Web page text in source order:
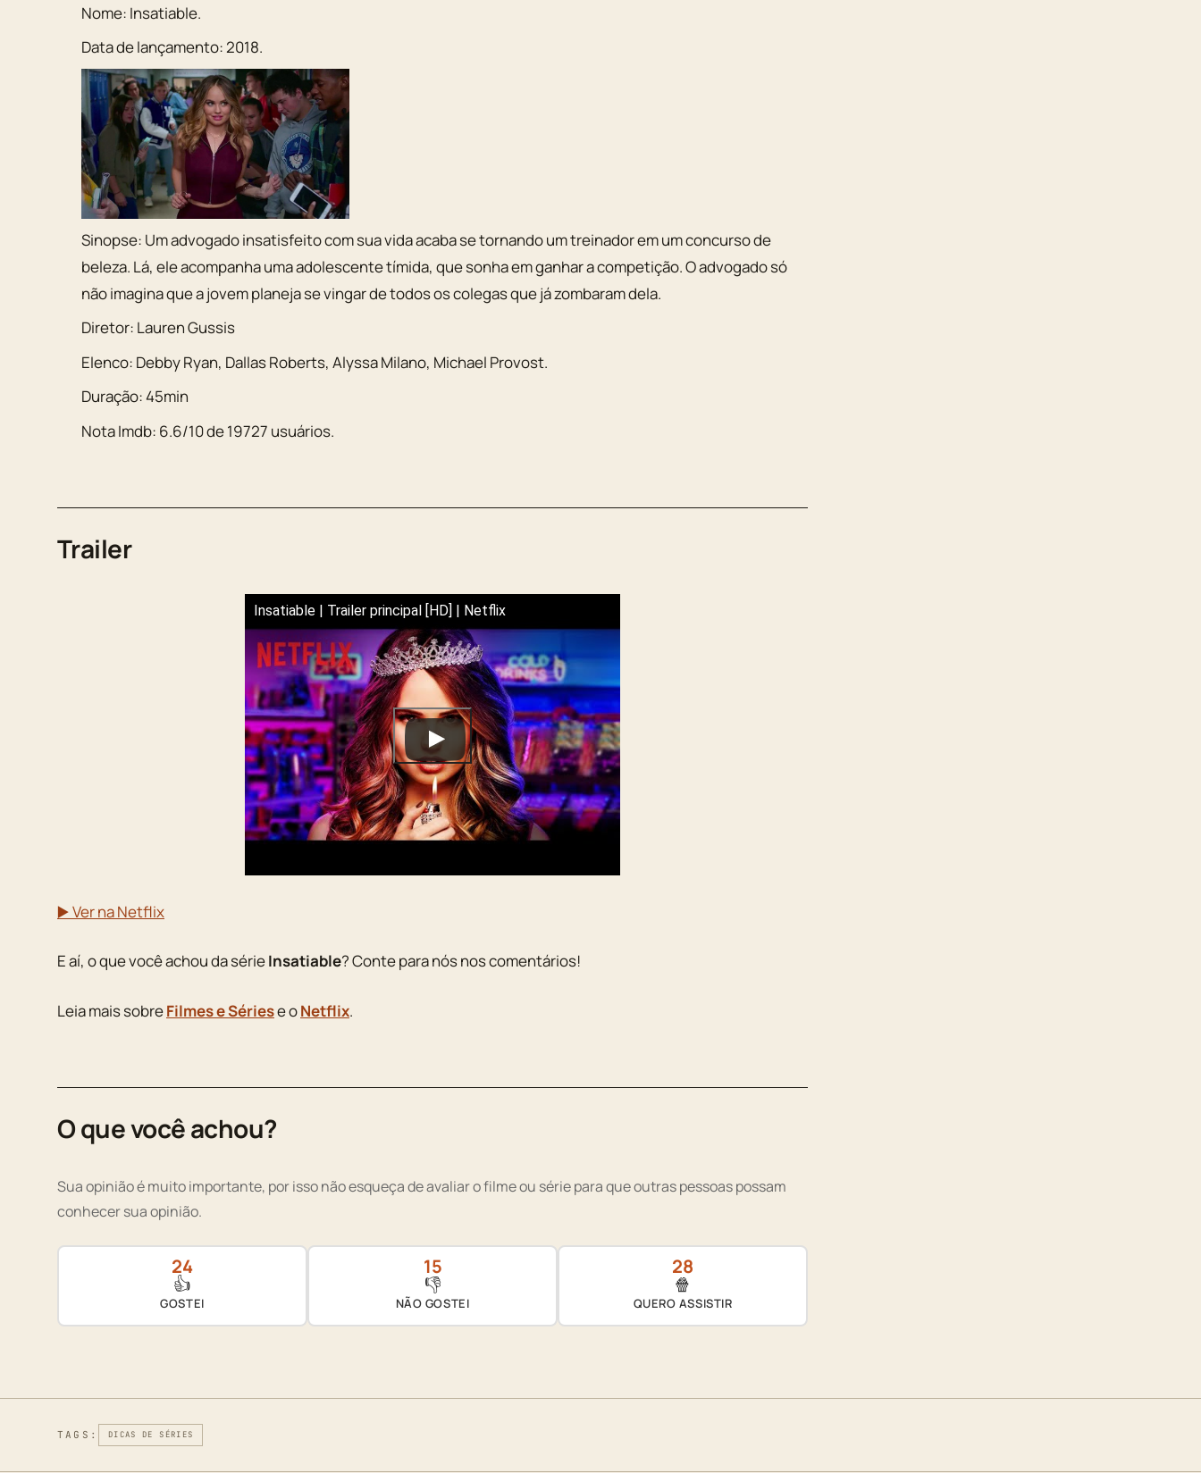
Nome: Insatiable.
Data de lançamento:2018.
Sinopse: Um advogado insatisfeito com sua vida acaba se tornando um treinador em um concurso de
beleza. Lá, ele acompanha uma adolescente tímida, que sonha em ganhar a competição. O advogado só
não imagina que a jovem planeja se vingar de todos os colegas que já zombaram dela.
Diretor: Lauren Gussis
Elenco: Debby Ryan, Dallas Roberts,Alyssa Milano, Michael Provost.
Duração:45min
Nota Imdb: 6.6/10de19727 usuários.
Trailer
Insatiable | Trailer principal [HD] | Netflix
▶️ Ver na Netflix
E aí, o que você achou da sérieInsatiable? Conte para nós nos comentários!
Leia mais sobreFilmes e Sériese oNetflix.
O que você achou?
Sua opinião é muito importante, por isso não esqueça de avaliar o filme ou série para que outras pessoas possam
conhecer sua opinião.
24
👍
GOSTEI
15
👎
NÃO GOSTEI
28
🍿
QUERO ASSISTIR
TAGS: DICAS DE SÉRIES